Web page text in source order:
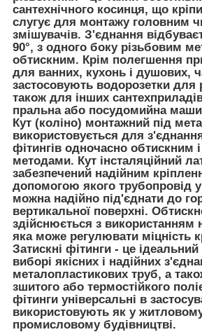
сантехнічного косинця, що
слугує для монтажу головним
змішувачів. З'єднання
90°, з одного боку різьбовим
обтискним. Крім полегшення
для ванних, кухонь і душових,
застосовують водорозетки для
також для інших
пральна або посудомийна
Кут (коліно) монтажний під
використовується для
фітингів одночасно обтискним
методами. Кут інсталяційний
забезпечений надійним
допомогою якого трубопровід у
можна надійно під'єднати до
вертикальної поверхні.
здійснюється з використанням
яка може регулювати міцність
Затискні фітинги - це ідеальний
виборі якісних і надійних
металопластикових труб, а
зшитого або термостійкого
фітинги універсальні в
використовують як у
промисловому будівництві.